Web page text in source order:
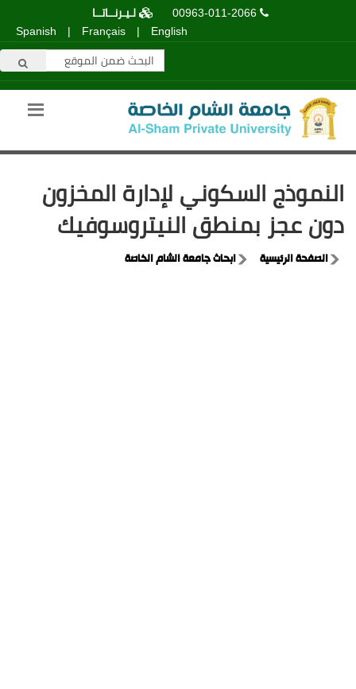
00963-011-2066
لـيـرنــاتــا
English
|
Français
|
Spanish
النموذج السكوني لإدارة المخزون
دون عجز بمنطق النيتروسوفيك
الصفحة الرئيسية ابحاث جامعة الشام الخاصة